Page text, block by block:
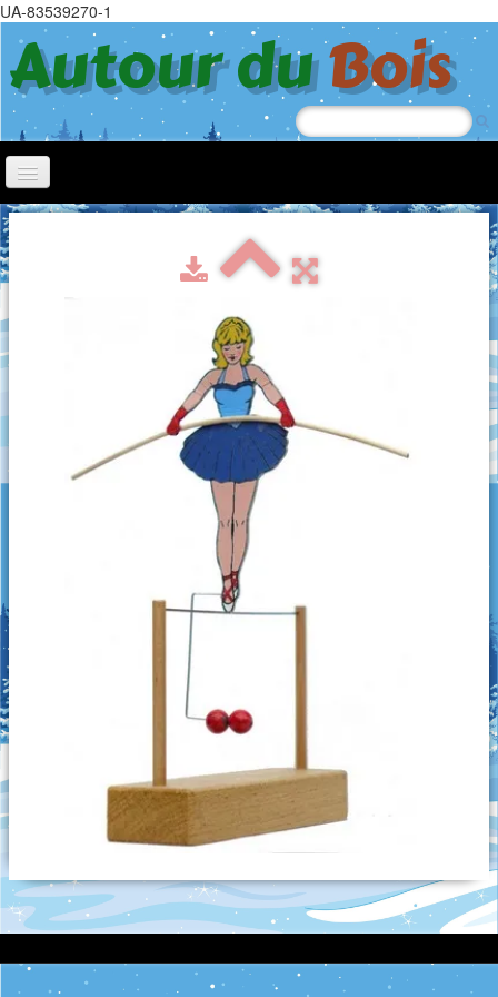
UA-83539270-1
Autour duBois
Accueil
Chiens à roulettes
Jouets à tirer
Trotteurs
Oiseaux picoreurs
Les culbuteurs
Créations diverses
Imprimante 3D
Découpe laser
Pendentifs en céramique
Objets en céramique
Galets